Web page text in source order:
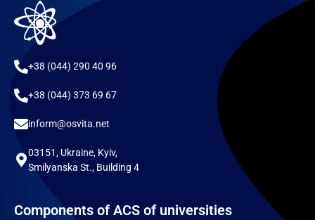
+38 (044) 290 40 96
+38 (044) 373 69 67
inform@osvita.net
03151, Ukraine, Kyiv,
Smilyanska St., Building 4
Components of ACS of universities